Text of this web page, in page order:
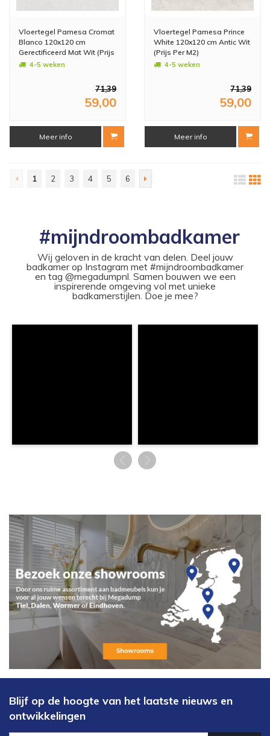
Vloertegel Pamesa Cromat
Blanco 120x120 cm
Gerectificeerd Mat Wit (Prijs
Per M2)
4-5 weken
71,39
59,00
Meer info
Vloertegel Pamesa Prince
White 120x120 cm Antic Wit
(Prijs Per M2)
4-5 weken
71,39
59,00
Meer info
1 2 3 4 5 6
#mijndroombadkamer
Wij geloven in de kracht van delen. Deel jouw
badkamer op Instagram met #mijndroombadkamer
en tag @megadumpnl. Samen bouwen we een
inspirerende omgeving vol met unieke
badkamerstijlen. Doe je mee?
Blijf op de hoogte van het laatste nieuws en
ontwikkelingen